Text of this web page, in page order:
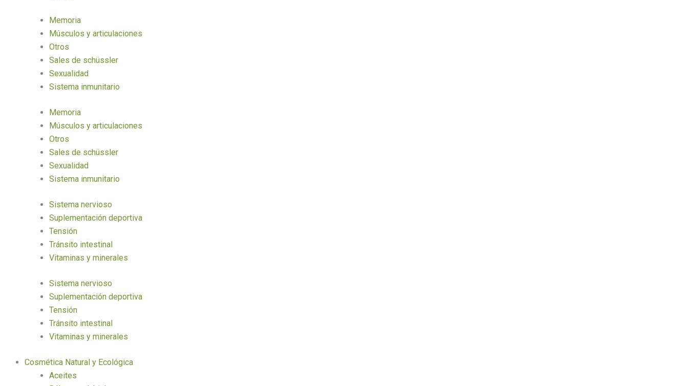
Memoria
Músculos y articulaciones
Otros
Sales de schüssler
Sexualidad
Sistema inmunitario
Memoria
Músculos y articulaciones
Otros
Sales de schüssler
Sexualidad
Sistema inmunitario
Sistema nervioso
Suplementación deportiva
Tensión
Tránsito intestinal
Vitaminas y minerales
Sistema nervioso
Suplementación deportiva
Tensión
Tránsito intestinal
Vitaminas y minerales
Cosmética Natural y Ecológica
Aceites